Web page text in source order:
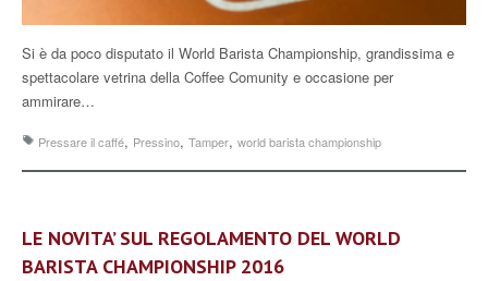
Si è da poco disputato il World Barista Championship, grandissima e
spettacolare vetrina della Coffee Comunity e occasione per
ammirare…
Pressare il caffé, Pressino, Tamper, world barista championship
LE NOVITA’ SUL REGOLAMENTO DEL WORLD
BARISTA CHAMPIONSHIP 2016